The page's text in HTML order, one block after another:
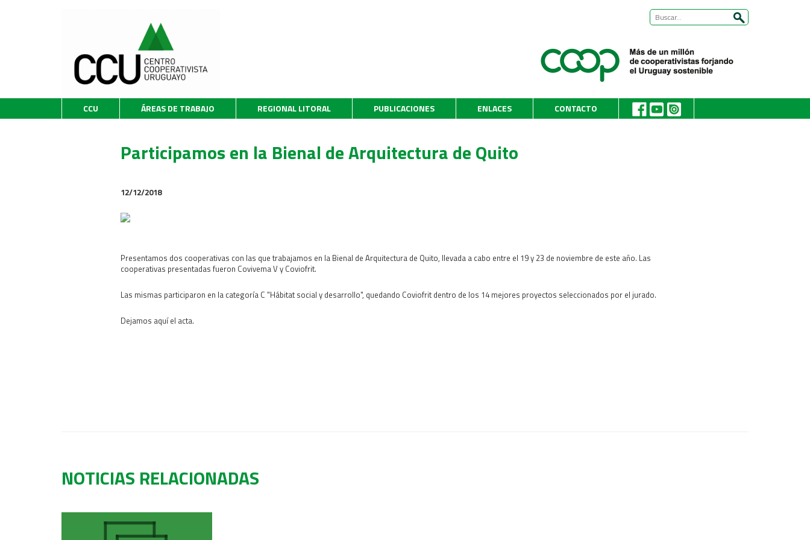
CCU ÁREAS DE TRABAJO REGIONAL LITORAL PUBLICACIONES ENLACES CONTACTO
Participamos en la Bienal de Arquitectura de Quito
12/12/2018
Presentamos dos cooperativas con las que trabajamos en la Bienal de Arquitectura de Quito, llevada a cabo entre el 19 y 23 de noviembre de este año. Las
cooperativas presentadas fueron Covivema V y Coviofrit.
Las mismas participaron en la categoría C "Hábitat social y desarrollo", quedando Coviofrit dentro de los 14 mejores proyectos seleccionados por el jurado.
Dejamos aquí el acta.
NOTICIAS RELACIONADAS